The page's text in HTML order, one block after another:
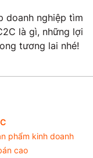
doanh nghiệp tìm
là gì, những lợi
tương lai nhé!
phẩm kinh doanh
cao